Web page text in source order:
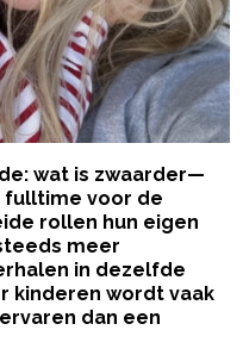
wat is zwaarder—
voor de
rollen hun eigen
meer
in dezelfde
kinderen wordt vaak
dan een